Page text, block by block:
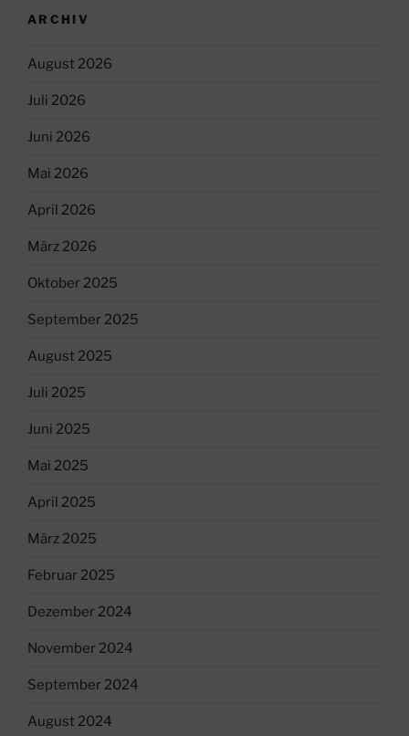
ARCHIV
August 2026
Juli 2026
Juni 2026
Mai 2026
April 2026
März 2026
Oktober 2025
September 2025
August 2025
Juli 2025
Juni 2025
Mai 2025
April 2025
März 2025
Februar 2025
Dezember 2024
November 2024
September 2024
August 2024